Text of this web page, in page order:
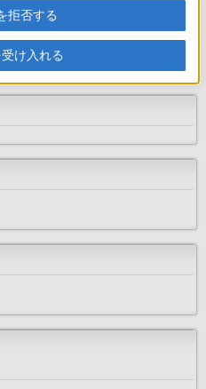
拒否する
け入れる